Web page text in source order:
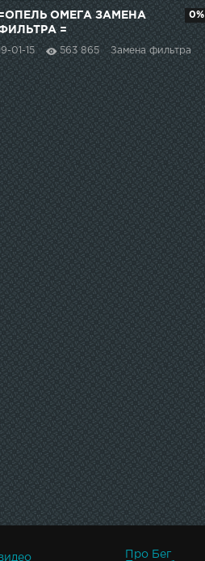
ОМЕГА ЗАМЕНА
=
01-15 563 865 Замена фильтра
0%
Про Бег